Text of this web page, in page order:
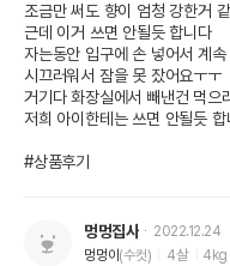
상품 필수 정보
품명 및 모델명 캣
법에 의한 인증,허가 등을
받았음을 확인할수 있는
제조자,수입품의 경우
수입자를 함께 표기
조금만 써도 향이 엄청 강한거
근데 이거 쓰면 안될듯 합니다
자는동안 입구에 손 넣어서 계
시끄러워서 잠을 못 잤어요ㅜㅜ
거기다 화장실에서 빼낸건 먹으
저희 아이한테는 쓰면 안될듯 합
#상품후기
멍멍집사
2022.12.24
멍멍이 (수컷) 4살 4kg